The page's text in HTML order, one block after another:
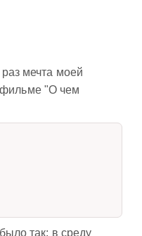
мечта моей
фильме "О чем
так: в среду